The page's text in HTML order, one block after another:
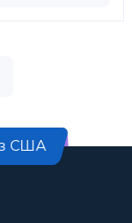
США